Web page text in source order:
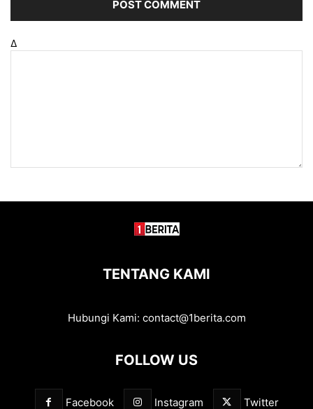
Δ
TENTANG KAMI
Hubungi Kami: contact@1berita.com
FOLLOW US
Facebook Instagram Twitter